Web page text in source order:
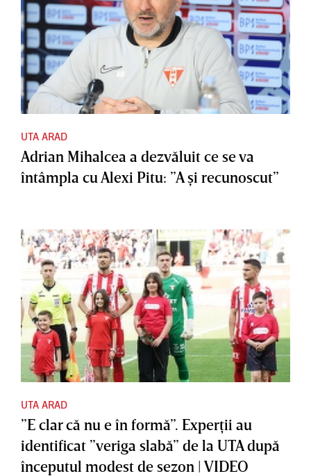
UTA ARAD
Adrian Mihalcea a dezvăluit ce se va
întâmpla cu Alexi Pitu: ”A şi recunoscut”
UTA ARAD
”E clar că nu e în formă”. Experţii au
identificat ”veriga slabă” de la UTA după
începutul modest de sezon | VIDEO